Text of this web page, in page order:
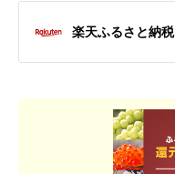
楽天ふるさと納税